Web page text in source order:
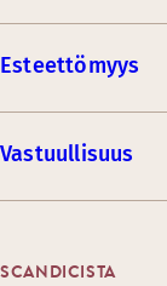
Esteettömyys
Vastuullisuus
SCANDICISTA